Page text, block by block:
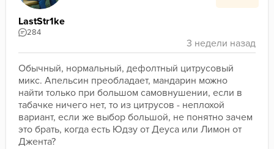
LastStr1ke
284
Обычный, нормальный, дефолтный цитрусовый
микс. Апельсин преобладает, мандарин можно
найти только при большом самовнушении, если в
табачке ничего нет, то из цитрусов - неплохой
вариант, если же выбор большой, не понятно зачем
это брать, когда есть Юдзу от Деуса или Лимон от
Джента?